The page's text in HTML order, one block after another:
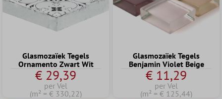
Glasmozaïek Tegels
Ornamento Zwart Wit
€ 29,39
per Vel
(m² = € 330,22)
Glasmozaïek Tegels
Benjamin Violet Beige
€ 11,29
per Vel
(m² = € 125,44)